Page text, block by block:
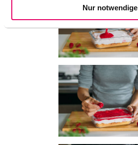
Nur notwendige